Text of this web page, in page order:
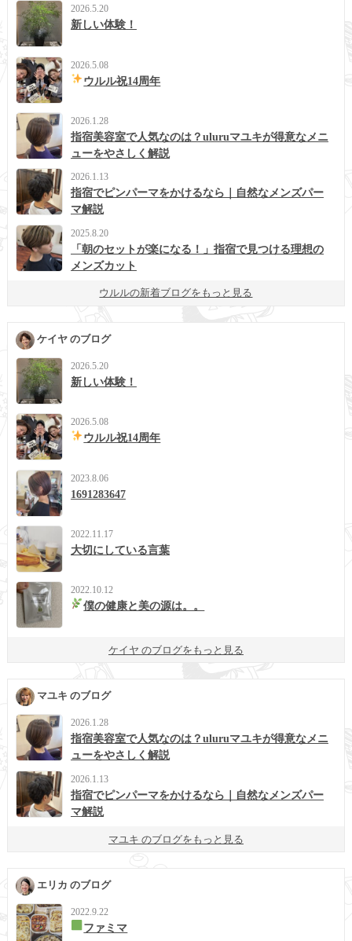
2026.5.20
新しい体験！
2026.5.08
ウルル祝14周年
2026.1.28
指宿美容室で人気なのは？uluruマユキが得意なメニ
ューをやさしく解説
2026.1.13
指宿でピンパーマをかけるなら｜自然なメンズパー
マ解説
2025.8.20
「朝のセットが楽になる！」指宿で見つける理想の
メンズカット
ウルルの新着ブログをもっと見る
ケイヤ のブログ
2026.5.20
新しい体験！
2026.5.08
ウルル祝14周年
2023.8.06
1691283647
2022.11.17
大切にしている言葉
2022.10.12
僕の健康と美の源は。。
ケイヤ のブログをもっと見る
マユキ のブログ
2026.1.28
指宿美容室で人気なのは？uluruマユキが得意なメニ
ューをやさしく解説
2026.1.13
指宿でピンパーマをかけるなら｜自然なメンズパー
マ解説
マユキ のブログをもっと見る
エリカ のブログ
2022.9.22
ファミマ